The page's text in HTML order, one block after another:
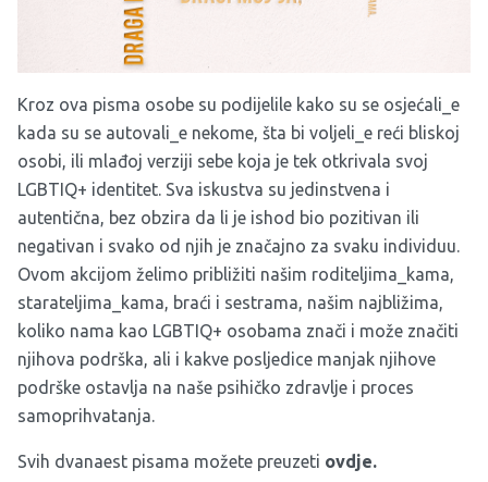
Kroz ova pisma osobe su podijelile kako su se osjećali_e
kada su se autovali_e nekome, šta bi voljeli_e reći bliskoj
osobi, ili mlađoj verziji sebe koja je tek otkrivala svoj
LGBTIQ+ identitet. Sva iskustva su jedinstvena i
autentična, bez obzira da li je ishod bio pozitivan ili
negativan i svako od njih je značajno za svaku individuu.
Ovom akcijom želimo približiti našim roditeljima_kama,
starateljima_kama, braći i sestrama, našim najbližima,
koliko nama kao LGBTIQ+ osobama znači i može značiti
njihova podrška, ali i kakve posljedice manjak njihove
podrške ostavlja na naše psihičko zdravlje i proces
samoprihvatanja.
Svih dvanaest pisama možete preuzeti ovdje.